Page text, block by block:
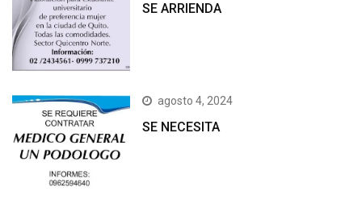
SE ARRIENDA
agosto 4, 2024
SE NECESITA